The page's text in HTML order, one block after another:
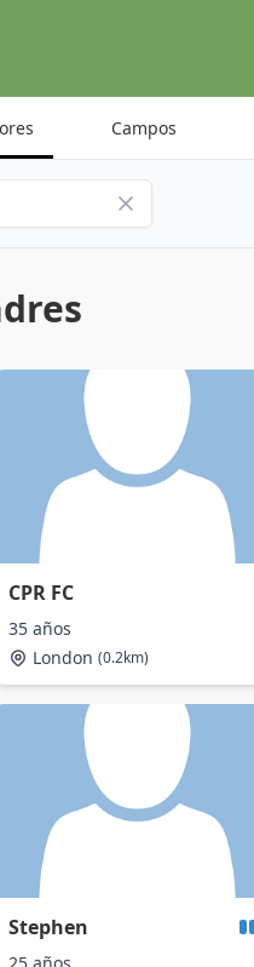
Campos
CPR FC
35 años
London (0.2km)
Stephen